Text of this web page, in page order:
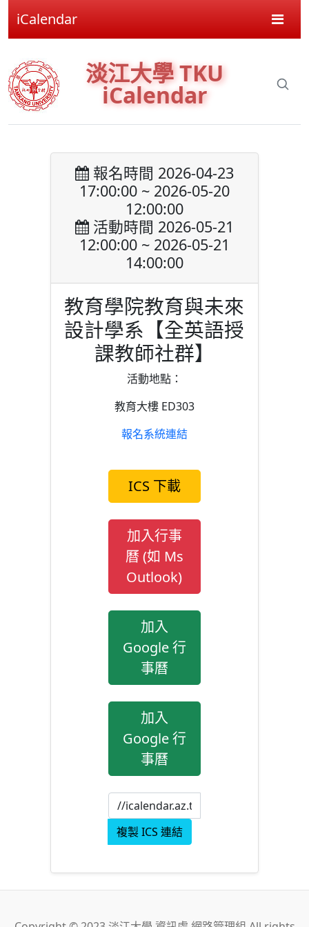
iCalendar
淡江大學 TKU
iCalendar
報名時間 2026-04-23
17:00:00 ~ 2026-05-20
12:00:00
活動時間 2026-05-21
12:00:00 ~ 2026-05-21
14:00:00
教育學院教育與未來
設計學系【全英語授
課教師社群】
活動地點：
教育大樓 ED303
報名系統連結
ICS 下載
加入行事
曆 (如 Ms
Outlook)
加入
Google 行
事曆
加入
Google 行
事曆
複製 ICS 連結